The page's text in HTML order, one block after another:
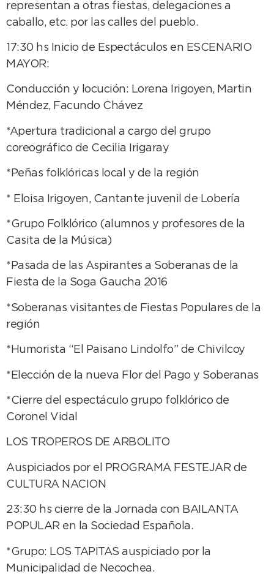
representan a otras fiestas, delegaciones a
caballo, etc. por las calles del pueblo.
17:30 hs Inicio de Espectáculos en ESCENARIO
MAYOR:
Conducción y locución: Lorena Irigoyen, Martin
Méndez, Facundo Chávez
*Apertura tradicional a cargo del grupo
coreográfico de Cecilia Irigaray
*Peñas folklóricas local y de la región
* Eloisa Irigoyen, Cantante juvenil de Lobería
*Grupo Folklórico (alumnos y profesores de la
Casita de la Música)
*Pasada de las Aspirantes a Soberanas de la
Fiesta de la Soga Gaucha 2016
*Soberanas visitantes de Fiestas Populares de la
región
*Humorista “El Paisano Lindolfo” de Chivilcoy
*Elección de la nueva Flor del Pago y Soberanas
*Cierre del espectáculo grupo folklórico de
Coronel Vidal
LOS TROPEROS DE ARBOLITO
Auspiciados por el PROGRAMA FESTEJAR de
CULTURA NACION
23:30 hs cierre de la Jornada con BAILANTA
POPULAR en la Sociedad Española.
*Grupo: LOS TAPITAS auspiciado por la
Municipalidad de Necochea.